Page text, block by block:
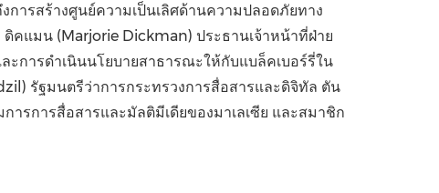
การสร้างศูนย์ความเป็นเลิศด้านความปลอดภัยทาง
ดิคแมน (Marjorie Dickman) ประธานเจ้าหน้าที่ฝ่าย
การดำเนินนโยบายสาธารณะให้กับแบล็คเบอร์รี่ใน
) รัฐมนตรีว่าการกระทรวงการสื่อสารและดิจิทัล ตัน
รการสื่อสารและมัลติมีเดียของมาเลเซีย และสมาชิก